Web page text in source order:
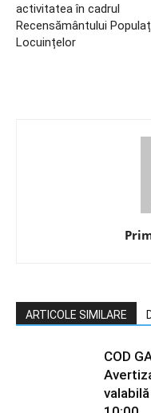
activitatea în cadrul
Recensământului
Locuințelor
ARTICOLE SIMILARE
COD